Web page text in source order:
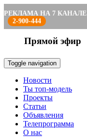
РЕКЛАМА НА 7 КАНАЛЕ
2-900-444
Прямой эфир
Toggle navigation
Новости
Ты топ-модель
Проекты
Статьи
Объявления
Телепрограмма
О нас